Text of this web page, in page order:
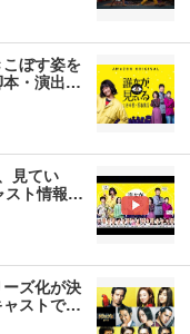
ぼす姿を
本・演出…
見てい
スト情報…
ズ化が決
ャストで…